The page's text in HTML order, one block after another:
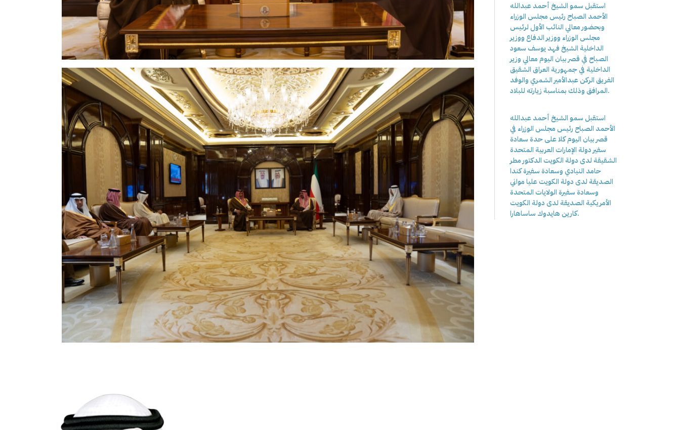
استقبل سمو الشيخ أحمد عبدالله
الأحمد الصباح رئيس مجلس الوزراء
وبحضور معالي النائب الأول لرئيس
مجلس الوزراء ووزير الدفاع ووزير
الداخلية الشيخ فهد يوسف سعود
الصباح في قصر بيان اليوم معالي وزير
الداخلية في جمهورية العراق الشقيق
الفريق الركن عبدالأمير الشمري والوفد
المرافق وذلك بمناسبة زيارته للبلاد.
استقبل سمو الشيخ أحمد عبدالله
الأحمد الصباح رئيس مجلس الوزراء في
قصر بيان اليوم كلا على حدة سعادة
سفير دولة الإمارات العربية المتحدة
الشقيقة لدى دولة الكويت الدكتور مطر
حامد النيادي وسعادة سفيرة كندا
الصديقة لدى دولة الكويت عليا مواني
وسعادة سفيرة الولايات المتحدة
الأمريكية الصديقة لدى دولة الكويت
كارين هايدوك ساساهارا.